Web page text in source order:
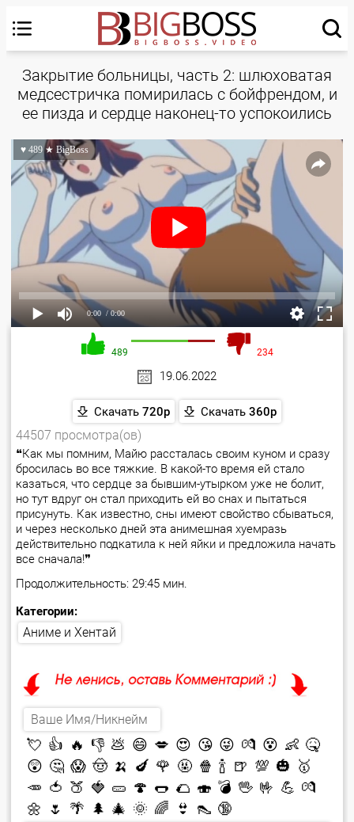
Закрытие больницы, часть 2: шлюховатая
медсестричка помирилась с бойфрендом, и
ее пизда и сердце наконец-то успокоились
♥ 489 ★ BigBoss
0:00 / 0:00
489 234
19.06.2022
Скачать 720p Скачать 360p
44507 просмотра(ов)
❝Как мы помним, Майю рассталась своим куном и сразу
бросилась во все тяжкие. В какой-то время ей стало
казаться, что сердце за бывшим-утырком уже не болит,
но тут вдруг он стал приходить ей во снах и пытаться
присунуть. Как известно, сны имеют свойство сбываться,
и через несколько дней эта анимешная хуемразь
действительно подкатила к ней яйки и предложила начать
все сначала!❞
Продолжительность: 29:45 мин.
Категории:
Аниме и Хентай
💘 👍 🔥 👎 💩 😄 💋 😍 😘 😜 💏 😵 👶 🤒
😲 🤔 😱 🤠 🍌 🍆 🌹 🤬 🍿 🍾 🍺 💯 🎃 🥇
🥕 🍅 🍑 🍓 🥒 🍄 🌭 🌮 🍣 💣 🖖 🤟 💪 💏
🌼 🌷 🌴 🌲 🎄 🌞 🌈 👙 👠 🔞